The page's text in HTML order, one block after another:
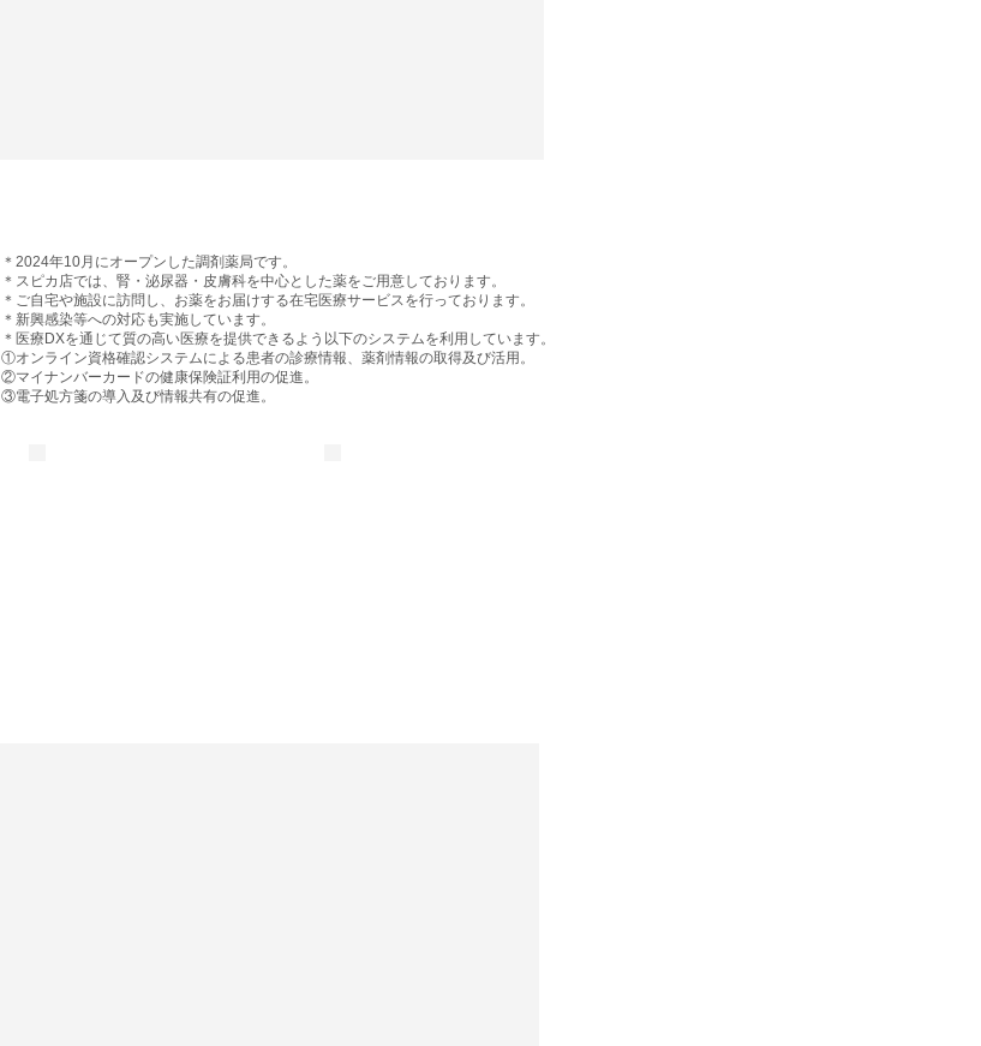
＊2024年10月にオープンした調剤薬局です。
＊スピカ店では、腎・泌尿器・皮膚科を中心とした薬をご用意しております。
＊ご自宅や施設に訪問し、お薬をお届けする在宅医療サービスを行っております。
＊新興感染等への対応も実施しています。
＊医療DXを通じて質の高い医療を提供できるよう以下のシステムを利用しています。
①オンライン資格確認システムによる患者の診療情報、薬剤情報の取得及び活用。
②マイナンバーカードの健康保険証利用の促進。
​③電子処方箋の導入及び情報共有の促進。